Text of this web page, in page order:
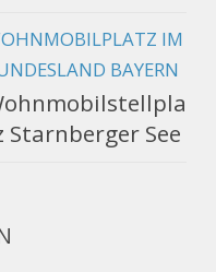
IM
BAYERN
Starnberger See